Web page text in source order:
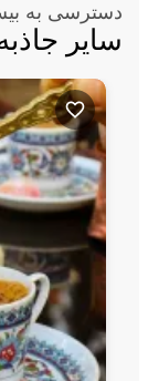
دسترسی به بیش از
سایر